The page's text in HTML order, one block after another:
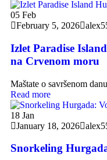
05 Feb
February 5, 2026
Izlet Paradise
na Crvenom moru
Maštate o savršenom
Read more
18 Jan
January 18, 2026
Snorkeling